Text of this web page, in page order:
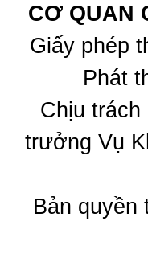
CƠ QUAN
Giấy phép
Phát
Chịu
trưởng Vụ
Bản quyền